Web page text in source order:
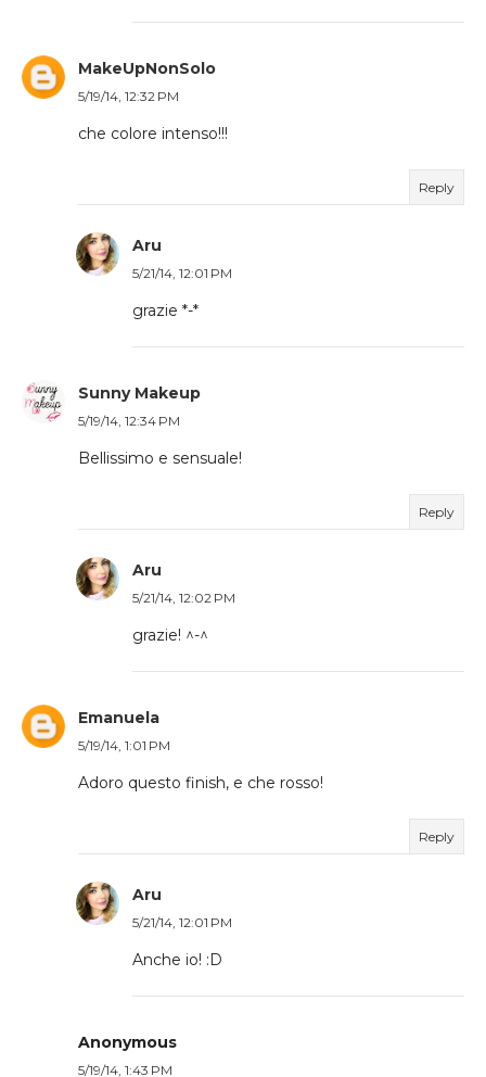
MakeUpNonSolo
5/19/14, 12:32 PM
che colore intenso!!!
Reply
Aru
5/21/14, 12:01 PM
grazie *-*
Sunny Makeup
5/19/14, 12:34 PM
Bellissimo e sensuale!
Reply
Aru
5/21/14, 12:02 PM
grazie! ^-^
Emanuela
5/19/14, 1:01 PM
Adoro questo finish, e che rosso!
Reply
Aru
5/21/14, 12:01 PM
Anche io! :D
Anonymous
5/19/14, 1:43 PM